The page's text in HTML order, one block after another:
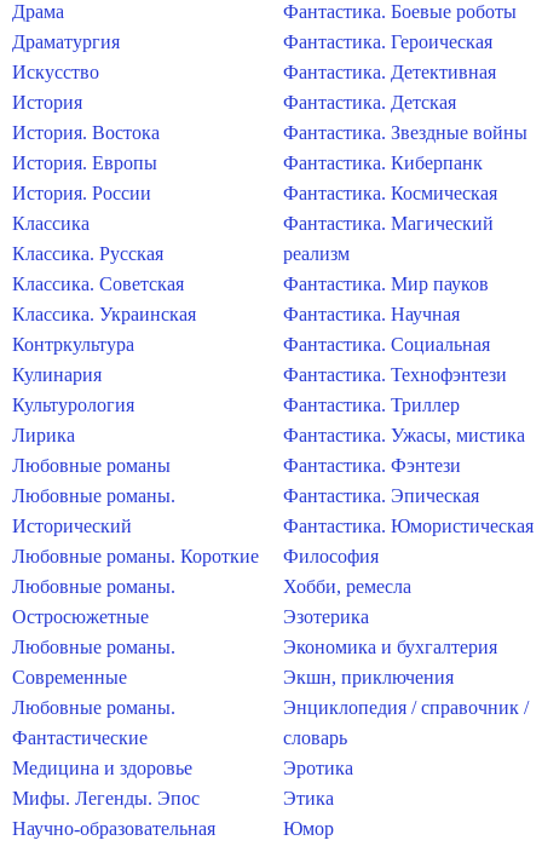
Драма
Драматургия
Искусство
История
История. Востока
История. Европы
История. России
Классика
Классика. Русская
Классика. Советская
Классика. Украинская
Контркультура
Кулинария
Культурология
Лирика
Любовные романы
Любовные романы.
Исторический
Любовные романы. Короткие
Любовные романы.
Остросюжетные
Любовные романы.
Современные
Любовные романы.
Фантастические
Медицина и здоровье
Мифы. Легенды. Эпос
Научно-образовательная
Фантастика. Боевые роботы
Фантастика. Героическая
Фантастика. Детективная
Фантастика. Детская
Фантастика. Звездные войны
Фантастика. Киберпанк
Фантастика. Космическая
Фантастика. Магический
реализм
Фантастика. Мир пауков
Фантастика. Научная
Фантастика. Социальная
Фантастика. Технофэнтези
Фантастика. Триллер
Фантастика. Ужасы, мистика
Фантастика. Фэнтези
Фантастика. Эпическая
Фантастика. Юмористическая
Философия
Хобби, ремесла
Эзотерика
Экономика и бухгалтерия
Экшн, приключения
Энциклопедия / справочник /
словарь
Эротика
Этика
Юмор